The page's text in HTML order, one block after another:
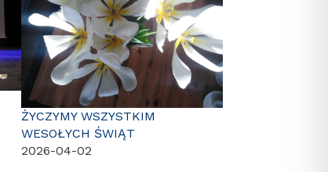
ŻYCZYMY WSZYSTKIM
WESOŁYCH ŚWIĄT
2026-04-02